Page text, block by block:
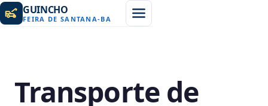
GUINCHO
FEIRA DE SANTANA-BA
Transporte de